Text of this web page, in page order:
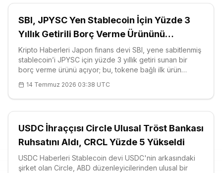
SBI, JPYSC Yen Stablecoin İçin Yüzde 3
Yıllık Getirili Borç Verme Ürününü
Başlatıyor
Kripto Haberleri Japon finans devi SBI, yene sabitlenmiş
stablecoin’i JPYSC için yüzde 3 yıllık getiri sunan bir
borç verme ürünü açıyor; bu, tokene bağlı ilk ürün
Temmuz’dan
14 Temmuz 2026 03:38 UTC
USDC İhraççısı Circle Ulusal Tröst Bankası
Ruhsatını Aldı, CRCL Yüzde 5 Yükseldi
USDC Haberleri Stablecoin devi USDC'nin arkasındaki
şirket olan Circle, ABD düzenleyicilerinden ulusal bir